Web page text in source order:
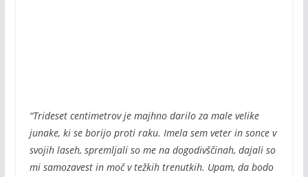
“Trideset centimetrov je majhno darilo za male velike
junake, ki se borijo proti raku. Imela sem veter in sonce v
svojih laseh, spremljali so me na dogodivščinah, dajali so
mi samozavest in moč v težkih trenutkih. Upam, da bodo